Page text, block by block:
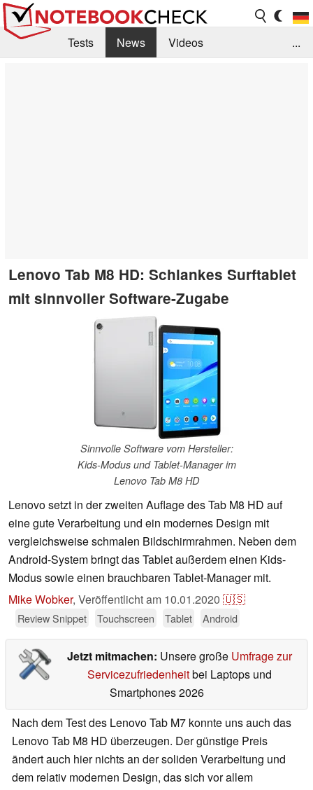
Tests News
Videos
...
Lenovo Tab M8 HD: Schlankes Surftablet
mit sinnvoller Software-Zugabe
Sinnvolle Software vom Hersteller:
Kids-Modus und Tablet-Manager im
Lenovo Tab M8 HD
Lenovo setzt in der zweiten Auflage des Tab M8 HD auf
eine gute Verarbeitung und ein modernes Design mit
vergleichsweise schmalen Bildschirmrahmen. Neben dem
Android-System bringt das Tablet außerdem einen Kids-
Modus sowie einen brauchbaren Tablet-Manager mit.
Mike Wobker, Veröffentlicht am 10.01.2020 🇺🇸
Review Snippet Touchscreen Tablet Android
Jetzt mitmachen: Unsere große Umfrage zur
Servicezufriedenheitbei Laptops und
Smartphones 2026
Nach dem Test des Lenovo Tab M7 konnte uns auch das
Lenovo Tab M8 HD überzeugen. Der günstige Preis
ändert auch hier nichts an der soliden Verarbeitung und
dem relativ modernen Design, das sich vor allem